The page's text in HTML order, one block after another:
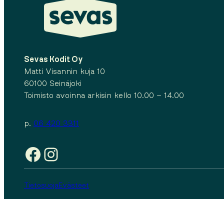
Sevas Kodit Oy
Matti Visannin kuja 10
60100 Seinäjoki
Toimisto avoinna arkisin kello 10.00 – 14.00
p. 06 420 3311
Facebook
Instagram
TietosuojaEvästeet